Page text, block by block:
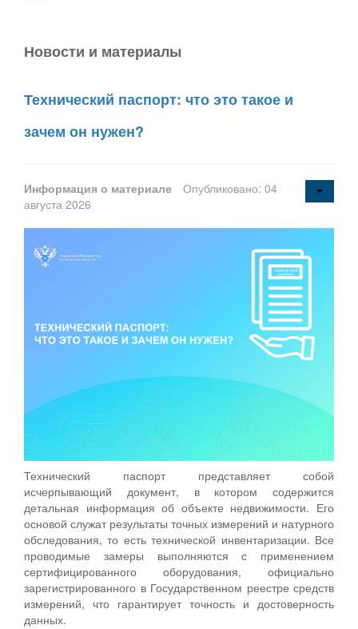
Новости и материалы
Технический паспорт: что это такое и
зачем он нужен?
Информация о материале
Опубликовано: 04
августа 2026
Технический паспорт представляет собой
исчерпывающий документ, в котором содержится
детальная информация об объекте недвижимости. Его
основой служат результаты точных измерений и натурного
обследования, то есть технической инвентаризации. Все
проводимые замеры выполняются с применением
сертифицированного оборудования, официально
зарегистрированного в Государственном реестре средств
измерений, что гарантирует точность и достоверность
данных.